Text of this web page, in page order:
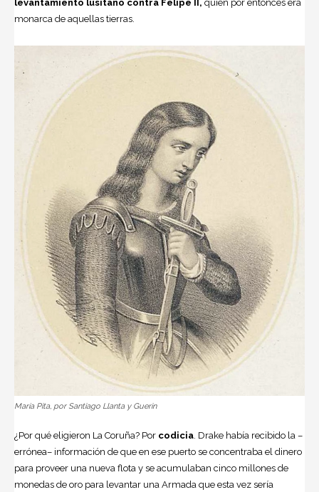
levantamiento lusitano contra Felipe II, quien por entonces era
monarca de aquellas tierras.
María Pita, por Santiago Llanta y Guerin
¿Por qué eligieron La Coruña? Por codicia. Drake había recibido la –
errónea– información de que en ese puerto se concentraba el dinero
para proveer una nueva flota y se acumulaban cinco millones de
monedas de oro para levantar una Armada que esta vez sería